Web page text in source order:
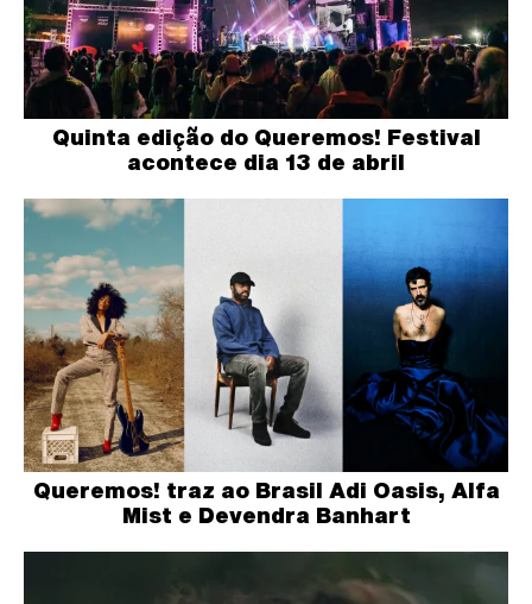
Quinta edição do Queremos! Festival
acontece dia 13 de abril
Queremos! traz ao Brasil Adi Oasis, Alfa
Mist e Devendra Banhart